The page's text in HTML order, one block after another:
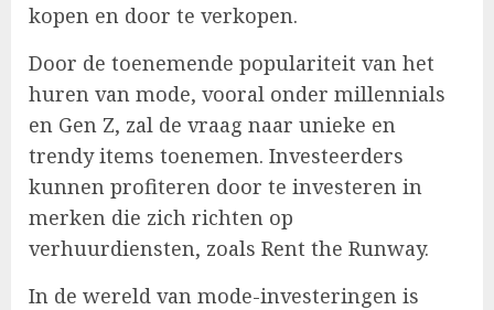
kopen en door te verkopen.
Door de toenemende populariteit van het
huren van mode, vooral onder millennials
en Gen Z, zal de vraag naar unieke en
trendy items toenemen. Investeerders
kunnen profiteren door te investeren in
merken die zich richten op
verhuurdiensten, zoals Rent the Runway.
In de wereld van mode-investeringen is